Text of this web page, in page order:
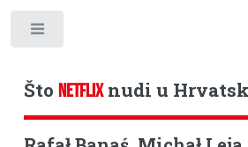
Što NETFLIXnudi u